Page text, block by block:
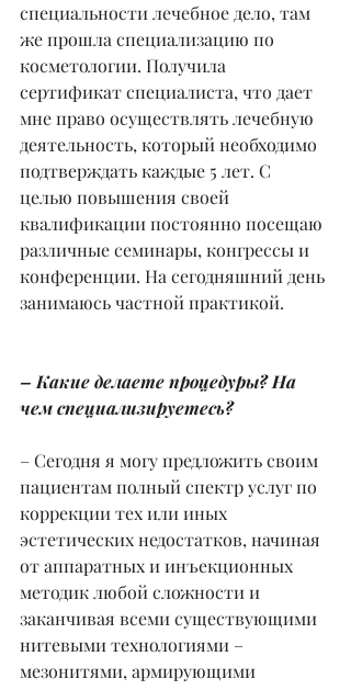
специальности лечебное дело, там
же прошла специализацию по
косметологии. Получила
сертификат специалиста, что дает
мне право осуществлять лечебную
деятельность, который необходимо
подтверждать каждые 5 лет. С
целью повышения своей
квалификации постоянно посещаю
различные семинары, конгрессы и
конференции. На сегодняшний день
занимаюсь частной практикой.
– Какие делаете процедуры? На
чем специализируетесь?
– Сегодня я могу предложить своим
пациентам полный спектр услуг по
коррекции тех или иных
эстетических недостатков, начиная
от аппаратных и инъекционных
методик любой сложности и
заканчивая всеми существующими
нитевыми технологиями –
мезонитями, армирующими